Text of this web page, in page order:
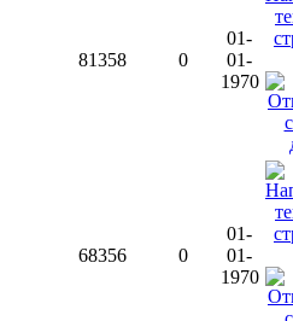
81358 0
01-
01-
1970
68356 0
01-
01-
1970